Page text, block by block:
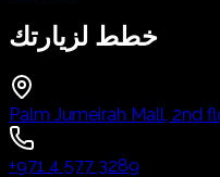
خطط لزيارتك
Palm Jumeirah Mall, 2nd
+971 4 577 3289